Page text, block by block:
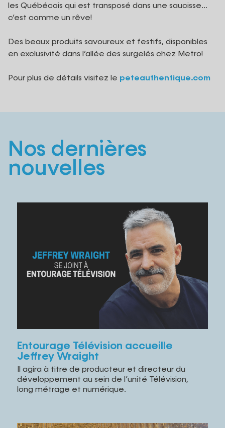
les Québécois qui est transposé dans une saucisse…
c’est comme un rêve!
Des beaux produits savoureux et festifs, disponibles
en exclusivité dans l’allée des surgelés chez Metro!
Pour plus de détails visitez le peteauthentique.com
Nos dernières
nouvelles
Entourage Télévision accueille
Jeffrey Wraight
Il agira à titre de producteur et directeur du
développement au sein de l’unité Télévision,
long métrage et numérique.